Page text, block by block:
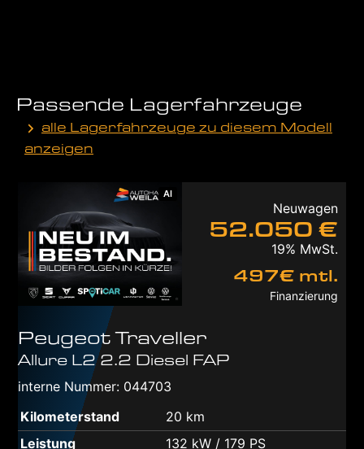
Passende Lagerfahrzeuge
alle Lagerfahrzeuge zu diesem Modell
anzeigen
AI
Neuwagen
52.050 €
19% MwSt.
497€ mtl.
Finanzierung
Peugeot Traveller
Allure L2 2.2 Diesel FAP
interne Nummer: 044703
Kilometerstand
20 km
Leistung
132 kW / 179 PS